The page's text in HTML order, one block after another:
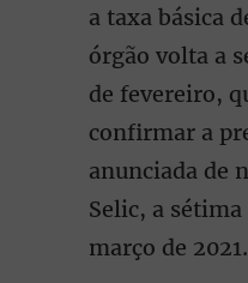
a taxa básica
órgão volta a
de fevereiro,
confirmar a
anunciada de
Selic, a
março de 2021.